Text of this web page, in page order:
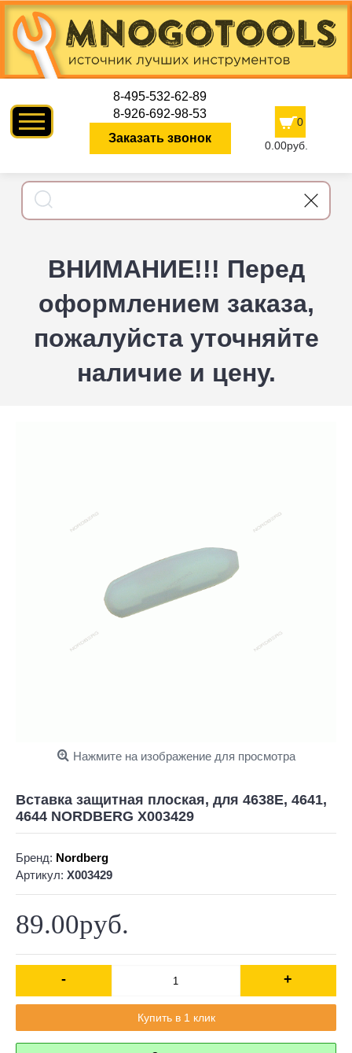
8-495-532-62-89
8-926-692-98-53
Заказать звонок
0
0.00руб.
ВНИМАНИЕ!!! Перед
оформлением заказа,
пожалуйста уточняйте
наличие и цену.
Нажмите на изображение для просмотра
Вставка защитная плоская, для 4638E, 4641,
4644 NORDBERG X003429
Бренд: Nordberg
Артикул: X003429
89.00руб.
- +
Купить в 1 клик